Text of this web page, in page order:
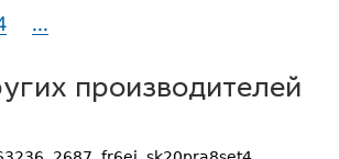
...
производителей